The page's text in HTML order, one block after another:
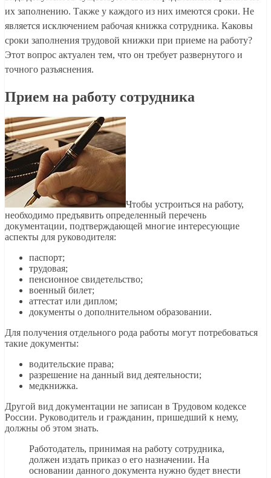
их заполнению. Также у каждого из них имеются сроки. Не
является исключением рабочая книжка сотрудника. Каковы
сроки заполнения трудовой книжки при приеме на работу?
Этот вопрос актуален тем, что он требует развернутого и
точного разъяснения.
Прием на работу сотрудника
Чтобы устроиться на работу,
необходимо предъявить определенный перечень
документации, подтверждающей многие интересующие
аспекты для руководителя:
паспорт;
трудовая;
пенсионное свидетельство;
военный билет;
аттестат или диплом;
документы о дополнительном образовании.
Для получения отдельного рода работы могут потребоваться
такие документы:
водительские права;
разрешение на данный вид деятельности;
медкнижка.
Другой вид документации не записан в Трудовом кодексе
России. Руководитель и гражданин, пришедший к нему,
должны об этом знать.
Работодатель, принимая на работу сотрудника,
должен издать приказ о его назначении. На
основании данного документа нужно будет внести